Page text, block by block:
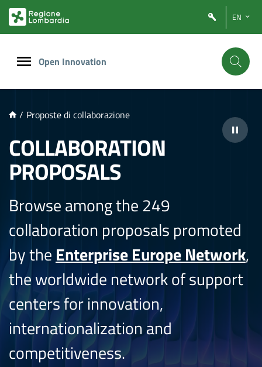
PRINCIPALE
EN
Open Innovation
/ Proposte di collaborazione
COLLABORATION
PROPOSALS
Browse among the 249
collaboration proposals promoted
by the Enterprise Europe Network,
the worldwide network of support
centers for innovation,
internationalization and
competitiveness.